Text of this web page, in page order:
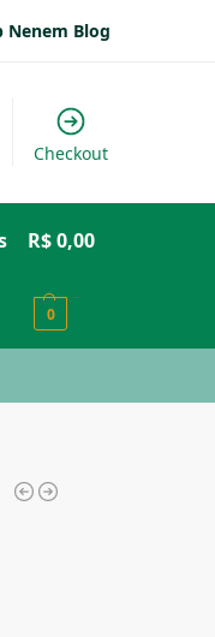
Nenem Blog
Checkout
R$0,00
0